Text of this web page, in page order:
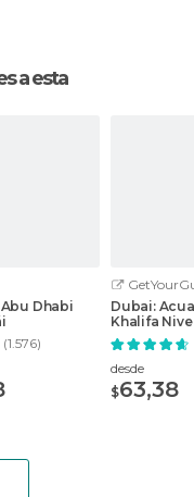
a esta
Dhabi
(1.576)
Dubai:
Khalifa Nivel
Billete
desde
$63,38